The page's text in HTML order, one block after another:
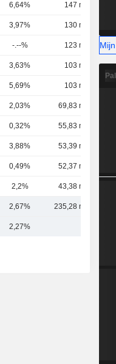
6,64% 147 mld.
3,97% 130 mld.
-.--% 123 mld.
3,63% 103 mld.
5,69% 103 mld.
2,03% 69,83 mld.
0,32% 55,83 mld.
3,88% 53,39 mld.
0,49% 52,37 mld.
2,2% 43,38 mld.
2,67% 235,28 mld.
2,27%